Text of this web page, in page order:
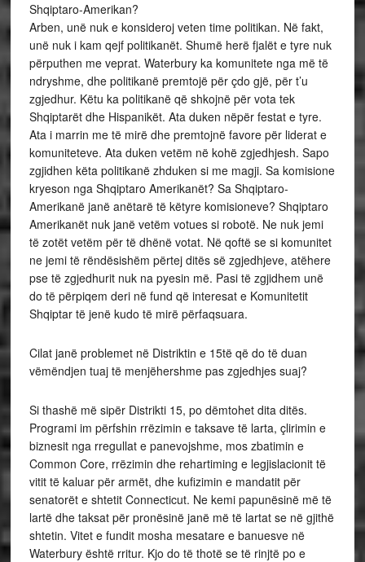
Shqiptaro-Amerikan?
Arben, unë nuk e konsideroj veten time politikan. Në fakt,
unë nuk i kam qejf politikanët. Shumë herë fjalët e tyre nuk
përputhen me veprat. Waterbury ka komunitete nga më të
ndryshme, dhe politikanë premtojë për çdo gjë, për t’u
zgjedhur. Këtu ka politikanë që shkojnë për vota tek
Shqiptarët dhe Hispanikët. Ata duken nëpër festat e tyre.
Ata i marrin me të mirë dhe premtojnë favore për liderat e
komuniteteve. Ata duken vetëm në kohë zgjedhjesh. Sapo
zgjidhen këta politikanë zhduken si me magji. Sa komisione
kryeson nga Shqiptaro Amerikanët? Sa Shqiptaro-
Amerikanë janë anëtarë të këtyre komisioneve? Shqiptaro
Amerikanët nuk janë vetëm votues si robotë. Ne nuk jemi
të zotët vetëm për të dhënë votat. Në qoftë se si komunitet
ne jemi të rëndësishëm përtej ditës së zgjedhjeve, atëhere
pse të zgjedhurit nuk na pyesin më. Pasi të zgjidhem unë
do të përpiqem deri në fund që interesat e Komunitetit
Shqiptar të jenë kudo të mirë përfaqsuara.
Cilat janë problemet në Distriktin e 15të që do të duan
vëmëndjen tuaj të menjëhershme pas zgjedhjes suaj?
Si thashë më sipër Distrikti 15, po dëmtohet dita ditës.
Programi im përfshin rrëzimin e taksave të larta, çlirimin e
biznesit nga rregullat e panevojshme, mos zbatimin e
Common Core, rrëzimin dhe rehartiming e legjislacionit të
vitit të kaluar për armët, dhe kufizimin e mandatit për
senatorët e shtetit Connecticut. Ne kemi papunësinë më të
lartë dhe taksat për pronësinë janë më të lartat se në gjithë
shtetin. Vitet e fundit mosha mesatare e banuesve në
Waterbury është rritur. Kjo do të thotë se të rinjtë po e